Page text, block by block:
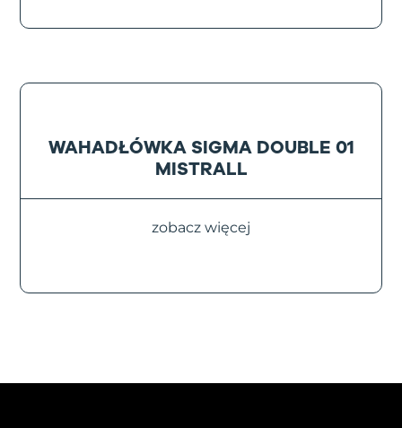
WAHADŁÓWKA SIGMA DOUBLE 01
MISTRALL
zobacz więcej